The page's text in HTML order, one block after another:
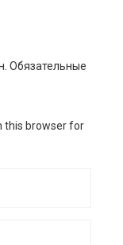
Обязательные
this browser for